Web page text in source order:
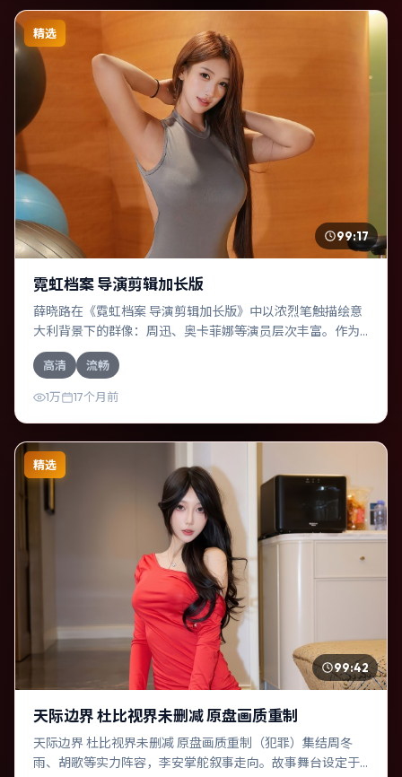
精选
99:17
霓虹档案 导演剪辑加长版
薛晓路在《霓虹档案 导演剪辑加长版》中以浓烈笔触描绘意
大利背景下的群像：周迅、奥卡菲娜等演员层次丰富。作为
一部科幻作品，故事从日常裂缝切入，逐步推向不可逆转的
结局；视听语言统一，情感落点克制有力。
高清 流畅
1万 17个月前
精选
99:42
天际边界 杜比视界未删减 原盘画质重制
天际边界 杜比视界未删减 原盘画质重制（犯罪）集结周冬
雨、胡歌等实力阵容，李安掌舵叙事走向。故事舞台设定于